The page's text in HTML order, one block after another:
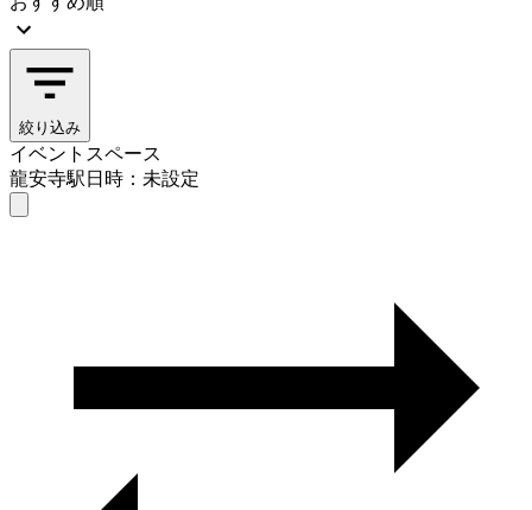
絞り込み
イベントスペース
龍安寺駅日時：未設定